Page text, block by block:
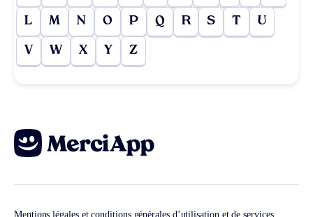
L M N O P Q R S T U
V W X Y Z
Mentions légales et conditions générales d’utilisation et de services